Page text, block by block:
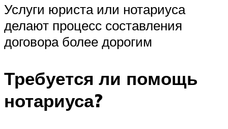
Услуги юриста или нотариуса
делают процесс составления
договора более дорогим
Требуется ли помощь
нотариуса?